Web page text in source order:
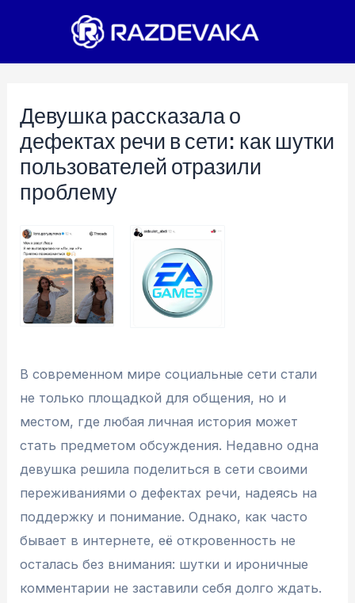
Девушка рассказала о
дефектах речи в сети: как шутки
пользователей отразили
проблему
В современном мире социальные сети стали
не только площадкой для общения, но и
местом, где любая личная история может
стать предметом обсуждения. Недавно одна
девушка решила поделиться в сети своими
переживаниями о дефектах речи, надеясь на
поддержку и понимание. Однако, как часто
бывает в интернете, её откровенность не
осталась без внимания: шутки и ироничные
комментарии не заставили себя долго ждать.